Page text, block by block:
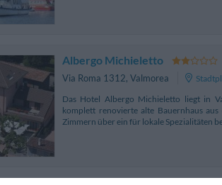
Albergo Michieletto
Via Roma 1312, Valmorea
Das Hotel Albergo Michieletto liegt in
komplett renovierte alte Bauernhaus
Zimmern über ein für lokale Spezialitäten